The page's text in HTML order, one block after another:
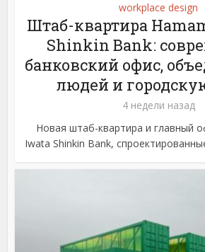
workplace design
Штаб-квартира
Shinkin Bank:
банковский офис,
людей и
4 недели назад
Новая штаб-квартира и главный
Iwata Shinkin Bank,